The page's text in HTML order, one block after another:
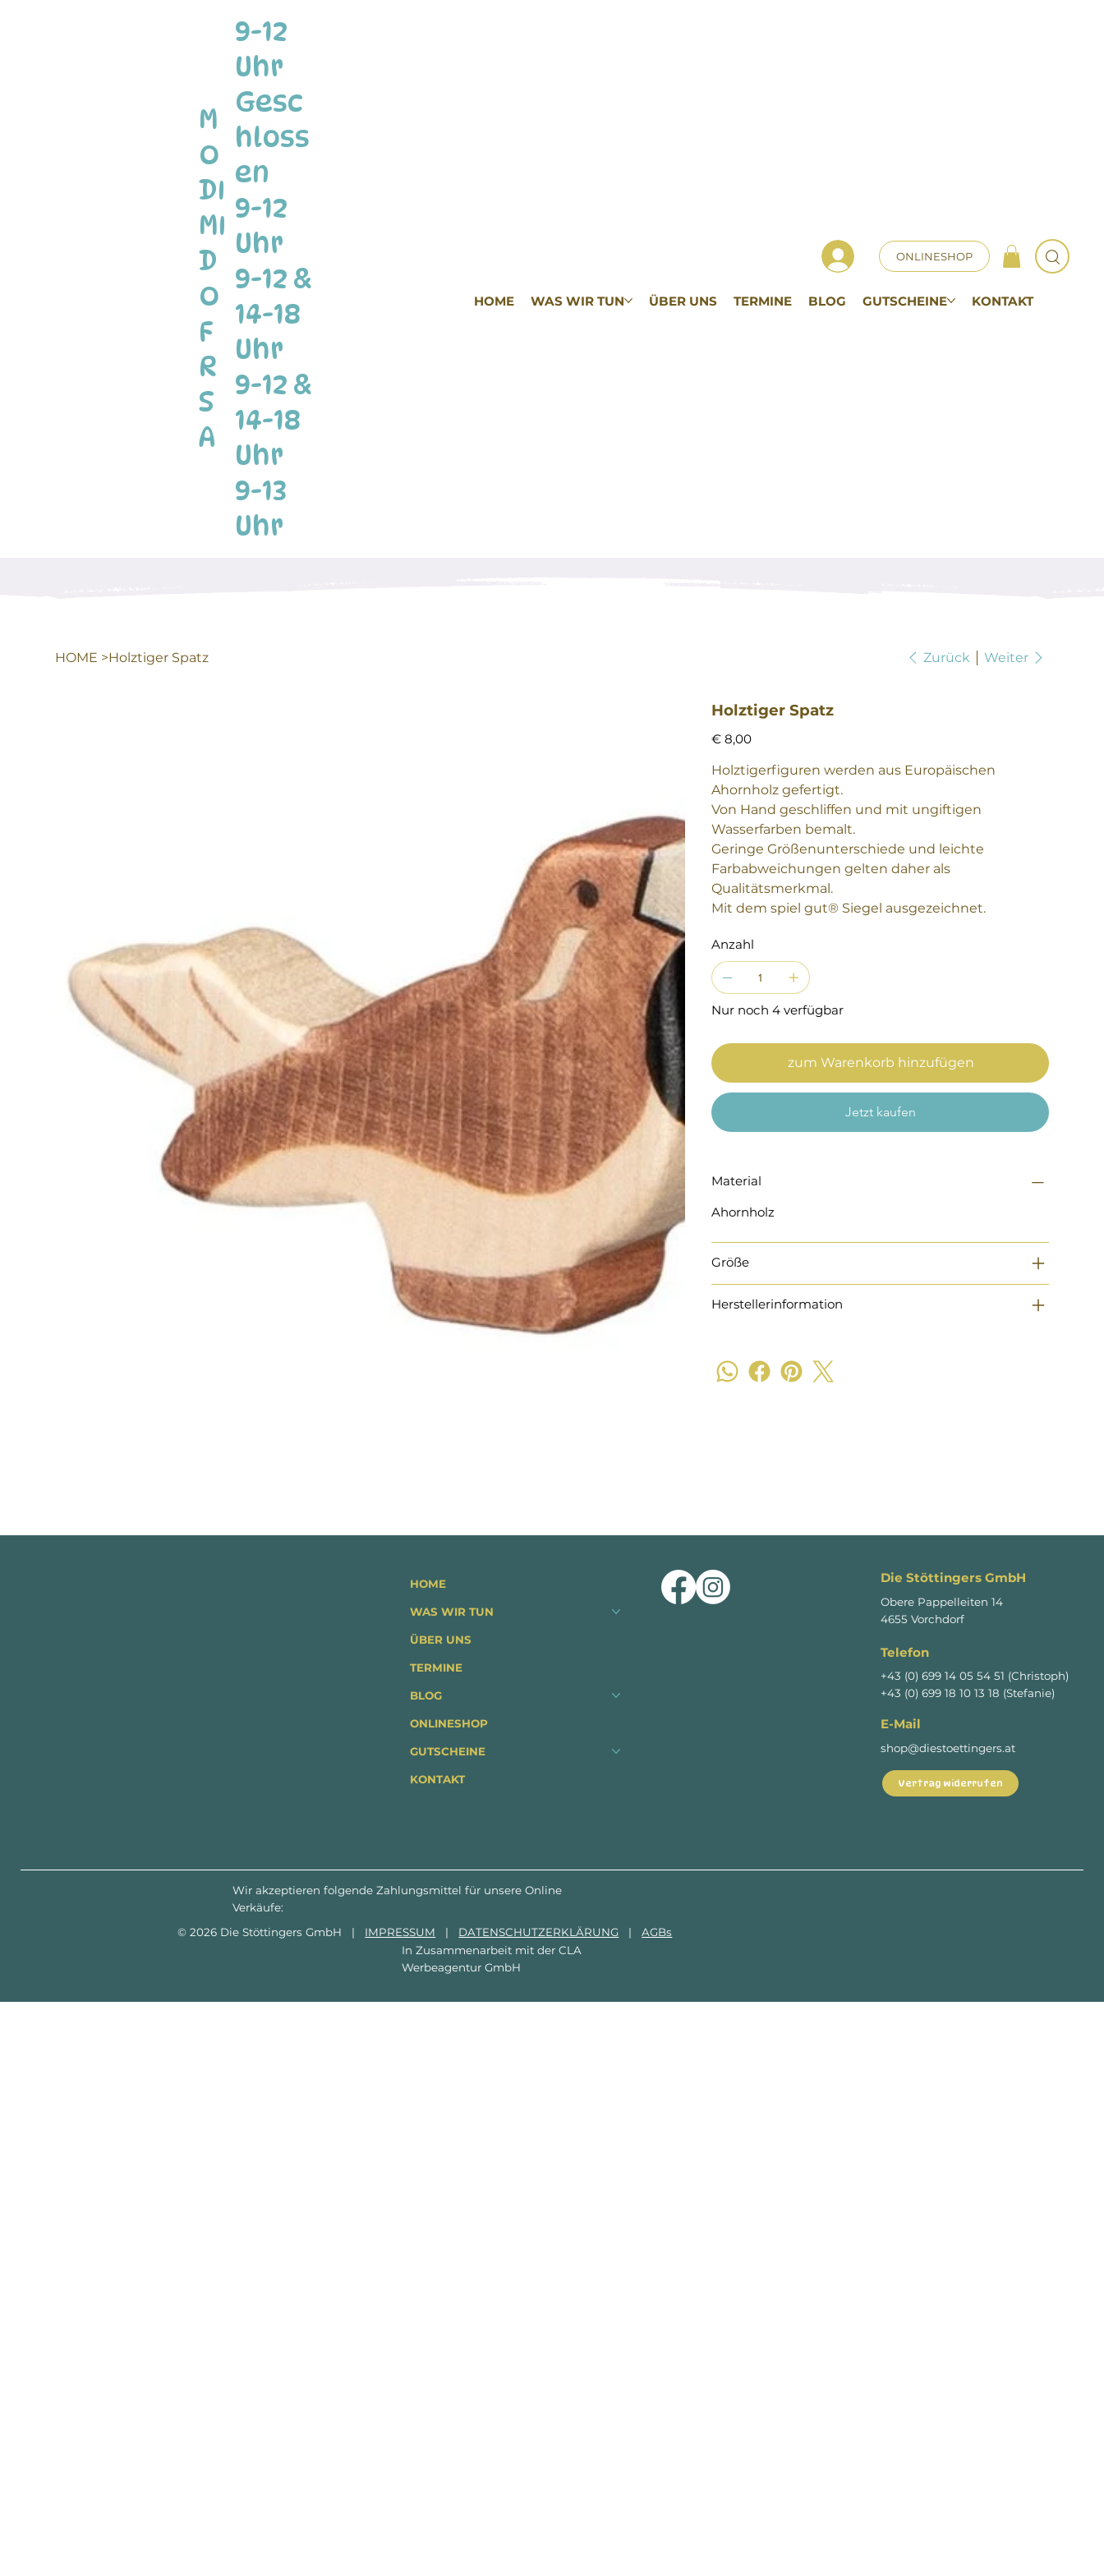
M
O
DI
MI
D
O
F
R
S
A
9-12
Uhr
Gesc
hloss
en
9-12
Uhr
9-12 &
14-18
Uhr
9-12 &
14-18
Uhr
9-13
Uhr
ONLINESHOP
HOME WAS WIR TUN ÜBER UNS TERMINE BLOG GUTSCHEINE KONTAKT
HOME >Holztiger Spatz Zurück Weiter
Holztiger Spatz
Preis
€ 8,00
Holztigerfiguren werden aus Europäischen
Ahornholz gefertigt.
Von Hand geschliffen und mit ungiftigen
Wasserfarben bemalt.
Geringe Größenunterschiede und leichte
Farbabweichungen gelten daher als
Qualitätsmerkmal.
Mit dem spiel gut® Siegel ausgezeichnet.
Anzahl
Nur noch 4 verfügbar
zum Warenkorb hinzufügen
Jetzt kaufen
Material
Ahornholz
Größe
Herstellerinformation
HOME
WAS WIR TUN
ÜBER UNS
TERMINE
BLOG
ONLINESHOP
GUTSCHEINE
KONTAKT
Die Stöttingers GmbH
Obere Pappelleiten 14
4655 Vorchdorf
Telefon
+43 (0) 699 14 05 54 51 (Christoph)
+43 (0) 699 18 10 13 18 (Stefanie)
E-Mail
shop@diestoettingers.at
Vertrag widerrufen
Wir akzeptieren folgende Zahlungsmittel für unsere Online
Verkäufe:
© 2026 Die Stöttingers GmbH | IMPRESSUM | DATENSCHUTZERKLÄRUNG |AGBs
In Zusammenarbeit mit derCLA
Werbeagentur GmbH